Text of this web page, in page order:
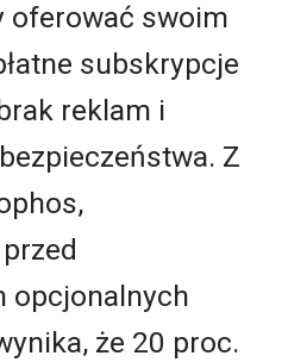
oferować swoim
subskrypcje
reklam i
Z
opcjonalnych
że 20 proc.